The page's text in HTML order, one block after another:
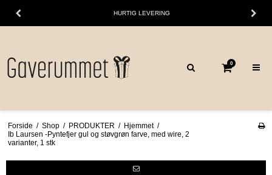
HURTIG LEVERING
0
Forside / Shop / PRODUKTER / Hjemmet /
Ib Laursen -Pyntefjer gul og støvgrøn farve, med wire, 2
varianter, 1 stk